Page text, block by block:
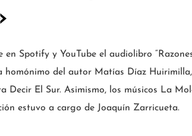
en Spotify y YouTube el audiolibro
homónimo del autor Matías Díaz
Decir El Sur. Asimismo, los músicos La
estuvo a cargo de Joaquín Zarricueta.